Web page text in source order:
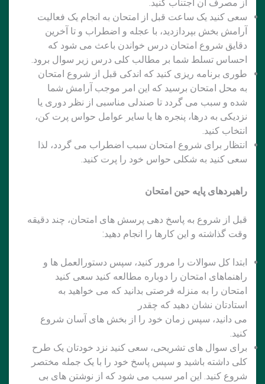
از مصرف آن اجتناب کنید.
سعی کنید یک ساعت قبل از امتحان به انجام یک فعالیت
آرامش بخش بپردازدید، با عجله و اضطراب و تا آخرین
دقایق شروع امتحان درس خواندن باعث می شود که
احساس تسلط شما بر مطالب کلی درس زیر سوال برود.
طوری برنامه ریزی کنید که اندکی قبل از شروع امتحان
به محل امتحان برسید که این امر موجب آرامش شما
شده و سبب می گردد تا صندلی مناسبی از نظر دوری یا
نزدیکی به درها، پنجره ها یا سایر عوامل حواس پرت کن،
انتخاب کنید.
انتظار برای شروع امتحان سبب اضطراب می گردد، لذا
سعی کنید به شکلی حواس خود را پرت کنید.
راهبردهای پایه حین امتحان
قبل از شروع به پاسخ دهی پرسش های امتحان، چند دقیقه
وقت گذاشته و این کارها را انجام دهید:
ابتدا کل سوالات را مرور کنید، سپس دستورالعمل ها و
راهنماهای امتحان را دوباره مطالعه کنید سعی کنید
امتحان را به منزله فرصتی بدانید که می خواهید به
استادتان نشان دهید که چقدر
می دانید، سپس زمان خود را از بخش های آسان شروع
کنید.
برای سوال های تشریحی، سعی کنید نزد خودتان یک طرح
کلی داشته باشید و سپس پاسخ خود را با یک جمله مختصر
شروع کنید. این امر سبب می شود که از نوشتن های بی